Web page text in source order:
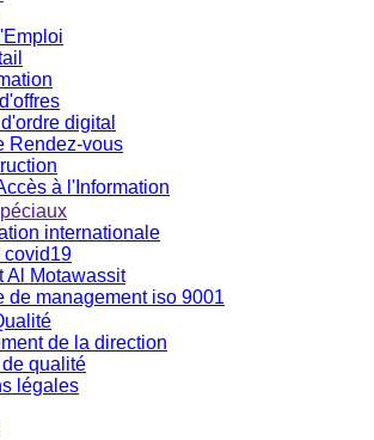
digital
Rendez-vous
à l'Information
internationale
covid19
Al Motawassit
de management iso 9001
de la direction
qualité
légales